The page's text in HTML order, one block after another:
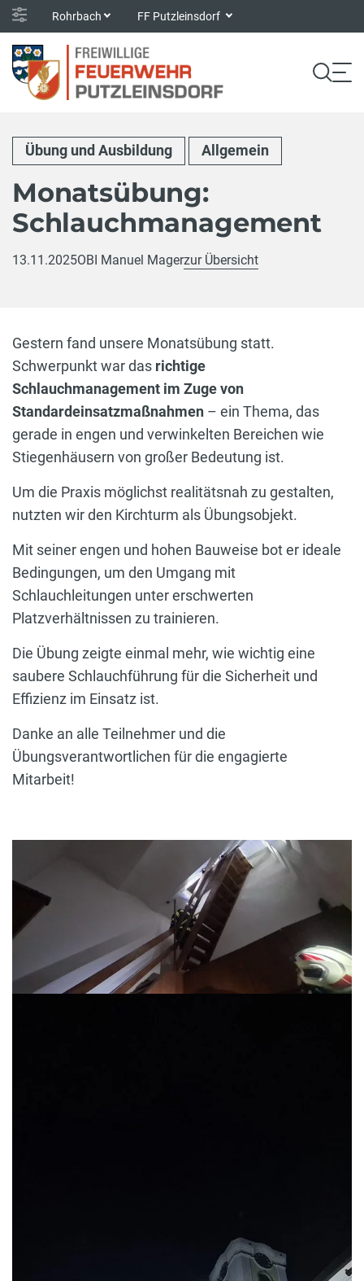
Rohrbach FF Putzleinsdorf
Übung und Ausbildung Allgemein
Monatsübung:
Schlauchmanagement
13.11.2025OBI Manuel Magerzur Übersicht
Gestern fand unsere Monatsübung statt.
Schwerpunkt war das richtige
Schlauchmanagement im Zuge von
Standardeinsatzmaßnahmen – ein Thema, das
gerade in engen und verwinkelten Bereichen wie
Stiegenhäusern von großer Bedeutung ist.
Um die Praxis möglichst realitätsnah zu gestalten,
nutzten wir den Kirchturm als Übungsobjekt.
Mit seiner engen und hohen Bauweise bot er ideale
Bedingungen, um den Umgang mit
Schlauchleitungen unter erschwerten
Platzverhältnissen zu trainieren.
Die Übung zeigte einmal mehr, wie wichtig eine
saubere Schlauchführung für die Sicherheit und
Effizienz im Einsatz ist.
Danke an alle Teilnehmer und die
Übungsverantwortlichen für die engagierte
Mitarbeit!